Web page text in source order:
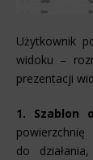
Użytkownik
widoku –
prezentacji
1. Szablon
do